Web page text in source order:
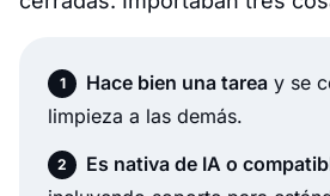
Hace bien una tarea y se
limpieza a las demás.
Es nativa de IA o